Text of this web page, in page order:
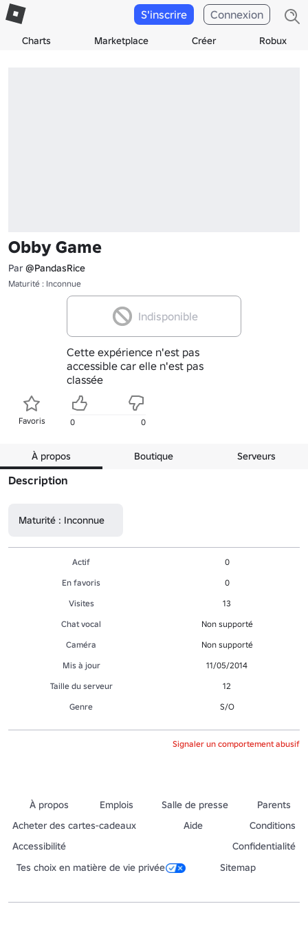
Charts Marketplace Créer Robux
S'inscrire Connexion
Obby Game
Par @PandasRice
Maturité : Inconnue
Indisponible
Cette expérience n'est pas
accessible car elle n'est pas
classée
Favoris 0 0
À propos Boutique Serveurs
Description
Maturité : Inconnue
Actif
0
En favoris
0
Visites
13
Chat vocal
Non supporté
Caméra
Non supporté
Mis à jour
11/05/2014
Taille du serveur
12
Genre
S/O
Signaler un comportement abusif
À propos Emplois Salle de presse
Parents
Acheter des cartes-cadeaux
Aide
Conditions
Accessibilité
Confidentialité
Tes choix en matière de vie privée
Sitemap